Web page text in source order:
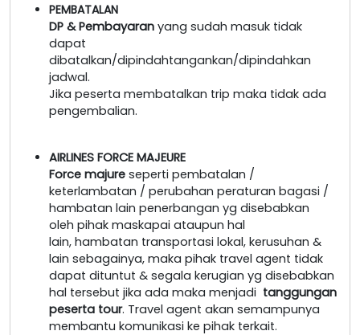
PEMBATALAN
DP & Pembayaran yang sudah masuk tidak
dapat
dibatalkan/dipindahtangankan/dipindahkan
jadwal.
Jika peserta membatalkan trip maka tidak ada
pengembalian.
AIRLINES FORCE MAJEURE
Force majure seperti pembatalan /
keterlambatan / perubahan peraturan bagasi /
hambatan lain penerbangan yg disebabkan
oleh pihak maskapai ataupun hal
lain, hambatan transportasi lokal, kerusuhan &
lain sebagainya, maka pihak travel agent tidak
dapat dituntut & segala kerugian yg disebabkan
hal tersebut jika ada maka menjadi tanggungan
peserta tour. Travel agent akan semampunya
membantu komunikasi ke pihak terkait.